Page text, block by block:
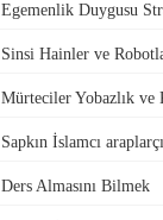
Egemenlik Duygusu
Sinsi Hainler ve
Mürteciler Yobazlık ve
Sapkın İslamcı
Ders Almasını Bilmek